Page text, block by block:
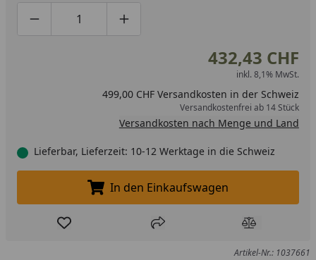
Produktmenge um eins verringern
Produktmenge manuell eingeben
Produktmenge um eins erhöhen
432,43 CHF
inkl. 8,1% MwSt.
499,00 CHF Versandkosten in der Schweiz
Versandkostenfrei ab 14 Stück
Versandkosten nach Menge und Land
Lieferbar, Lieferzeit: 10-12 Werktage in die Schweiz
In den Einkaufswagen legen
In den Einkaufswagen
Produkt zur Wunschliste hinzufügen
Teilen Produkt
Artikel-Nr.: 1037661